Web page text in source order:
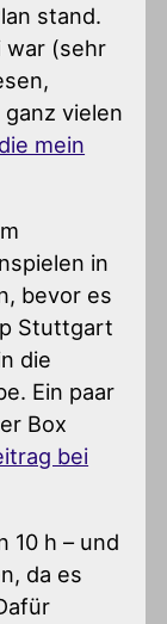
stand.
war (sehr
vielen
die mein
in
bevor es
Stuttgart
die
Ein paar
Box
bei
10 h – und
da es